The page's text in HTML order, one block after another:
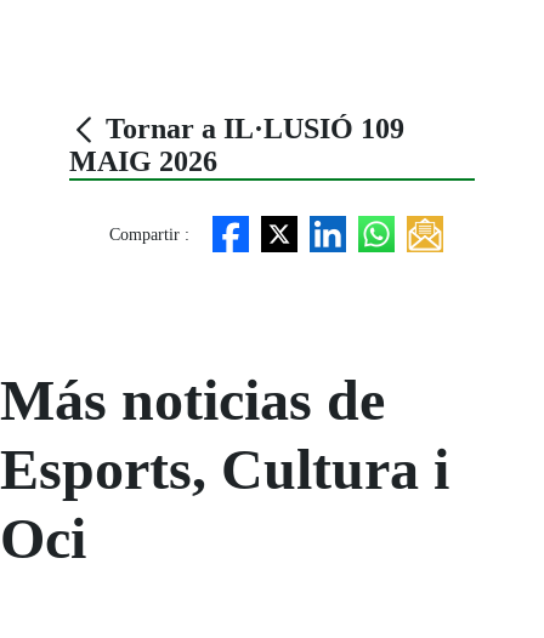
Tornar a IL·LUSIÓ 109
MAIG 2026
Compartir :
Más noticias de
Esports, Cultura i
Oci